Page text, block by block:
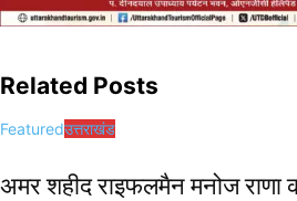
Related Posts
Featuredउत्तराखंड
अमर शहीद राइफलमैन मनोज राणा